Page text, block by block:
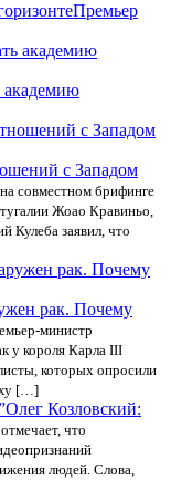
Премьер
академию
с Западом
совместном брифинге
Жоао Кравиньо,
Кулеба заявил, что
рак. Почему
министр
у короля Карла III
которых опросили
[…]
Олег Козловский:
что
людей. Слова,